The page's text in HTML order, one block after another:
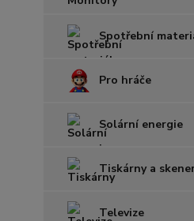
Spotřební
Pro hráče
Solární energie
Tiskárny a
Televize